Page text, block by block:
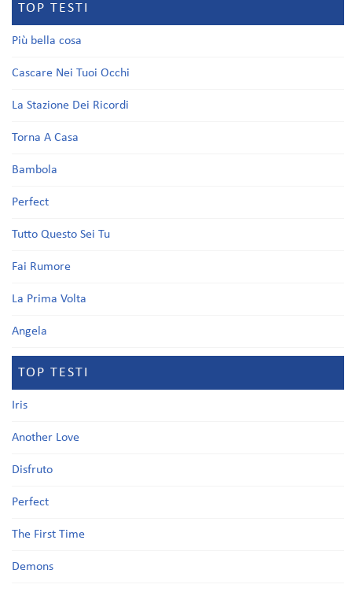
TOP TESTI
Più bella cosa
Cascare Nei Tuoi Occhi
La Stazione Dei Ricordi
Torna A Casa
Bambola
Perfect
Tutto Questo Sei Tu
Fai Rumore
La Prima Volta
Angela
TOP TESTI
Iris
Another Love
Disfruto
Perfect
The First Time
Demons